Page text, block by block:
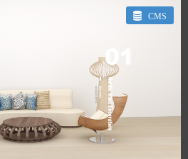
By： CHENHUI_GT
预览模板
CMS